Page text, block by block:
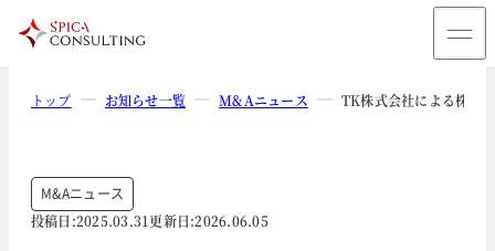
トップ お知らせ一覧 M&Aニュース TK株式会社による株式
M&Aニュース
投稿日:2025.03.31更新日:2026.06.05